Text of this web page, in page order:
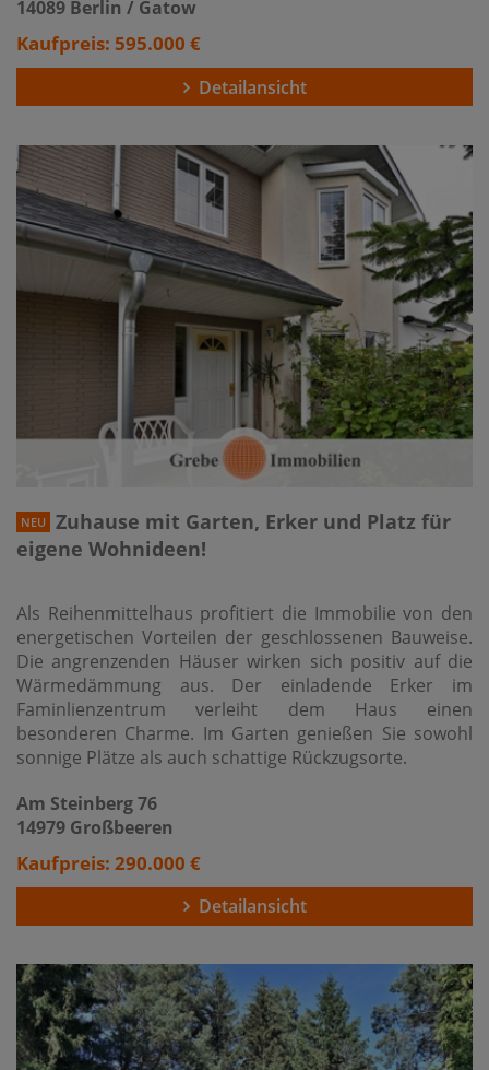
14089 Berlin / Gatow
Kaufpreis: 595.000 €
Detailansicht
NEU
Zuhause mit Garten, Erker und Platz für
eigene Wohnideen!
Als Reihenmittelhaus profitiert die Immobilie von den
energetischen Vorteilen der geschlossenen Bauweise.
Die angrenzenden Häuser wirken sich positiv auf die
Wärmedämmung aus. Der einladende Erker im
Faminlienzentrum verleiht dem Haus einen
besonderen Charme. Im Garten genießen Sie sowohl
sonnige Plätze als auch schattige Rückzugsorte.
Am Steinberg 76
14979 Großbeeren
Kaufpreis: 290.000 €
Detailansicht